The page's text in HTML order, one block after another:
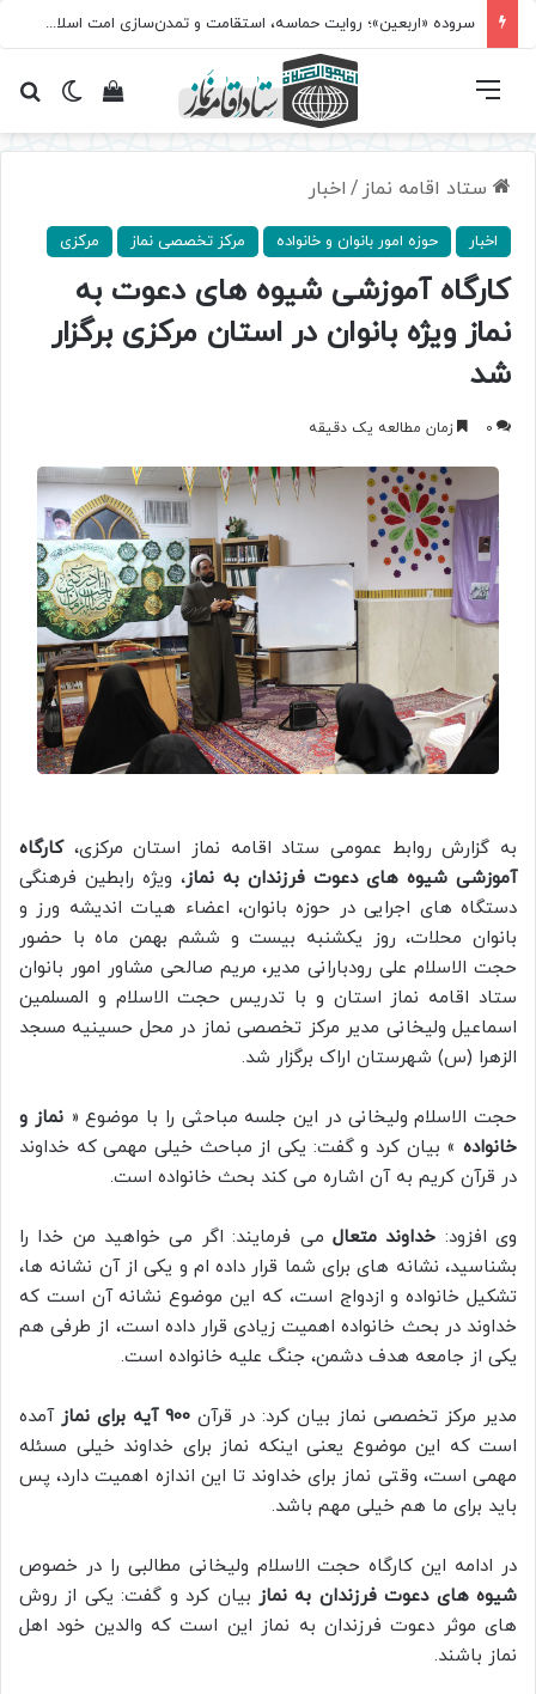
سروده‌ «اربعین»؛ روایت حماسه، استقامت و تمدن‌سازی امت اسلامی
تغییرمشاهده فهرست
ستاد اقامه نماز / اخبار
اخبار حوزه امور بانوان و خانواده مرکز تخصصی نماز مرکزی
کارگاه آموزشی شیوه های دعوت به
نماز ویژه بانوان در استان مرکزی برگزار
شد
0 زمان مطالعه یک دقیقه
به گزارش روابط عمومی ستاد اقامه نماز استان مرکزی،کارگاه
آموزشی شیوه های دعوت فرزندان به نماز، ویژه رابطین فرهنگی
دستگاه های اجرایی در حوزه بانوان، اعضاء هیات اندیشه ورز و
بانوان محلات، روز یکشنبه بیست و ششم بهمن ماه با حضور
حجت الاسلام علی رودبارانی مدیر، مریم صالحی مشاور امور بانوان
ستاد اقامه نماز استان و با تدریس حجت الاسلام و المسلمین
اسماعیل ولیخانی مدیر مرکز تخصصی نماز در محل حسینیه مسجد
الزهرا (س) شهرستان اراک برگزار شد.
حجت الاسلام ولیخانی در این جلسه مباحثی را با موضوع «نماز و
خانواده » بیان کرد و گفت: یکی از مباحث خیلی مهمی که خداوند
در قرآن کریم به آن اشاره می کند بحث خانواده است.
وی افزود: خداوند متعال می فرمایند: اگر می خواهید من خدا را
بشناسید، نشانه های برای شما قرار داده ام و یکی از آن نشانه ها،
تشکیل خانواده و ازدواج است، که این موضوع نشانه آن است که
خداوند در بحث خانواده اهمیت زیادی قرار داده است، از طرفی هم
یکی از جامعه هدف دشمن، جنگ علیه خانواده است.
مدیر مرکز تخصصی نماز بیان کرد: در قرآن 900 آیه برای نماز
آمده
است که این موضوع یعنی اینکه نماز برای خداوند خیلی مسئله
مهمی است، وقتی نماز برای خداوند تا این اندازه اهمیت دارد، پس
باید برای ما هم خیلی مهم باشد.
در ادامه این کارگاه حجت الاسلام ولیخانی مطالبی را در خصوص
شیوه های دعوت فرزندان به نماز بیان کرد و گفت: یکی از روش
های موثر دعوت فرزندان به نماز این است که والدین خود اهل
نماز باشند.